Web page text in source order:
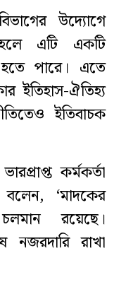
উদ্যোগে
হলে এটি একটি
হতে পারে। এতে
ইতিহাস-ঐতিহ্য
ইতিবাচক
কর্মকর্তা
‘মাদকের
রয়েছে।
নজরদারি রাখা